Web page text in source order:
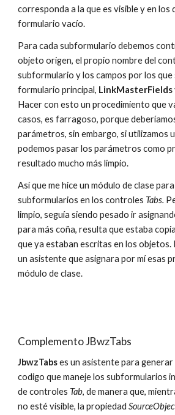
corresponda a la que es visible y en los
formulario vacío.
Para cada subformulario debemos
objeto origen, el propio nombre del
subformulario y los campos por los que
formulario principal, LinkMasterFields
Hacer con esto un procedimiento que
casos, es farragoso, porque
parámetros, sin embargo, si utilizamos
podemos pasar los parámetros como
resultado mucho más limpio.
Así que me hice un módulo de clase
subformularios en los controles Tabs.
limpio, seguía siendo pesado ir
para más coña, resulta que estaba
que ya estaban escritas en los objetos.
un asistente que asignara por mí esas
módulo de clase.
Complemento JBwzTabs
JbwzTabs es un asistente para
codigo que maneje los subformularios
de controles Tab, de manera que,
no esté visible, la propiedad